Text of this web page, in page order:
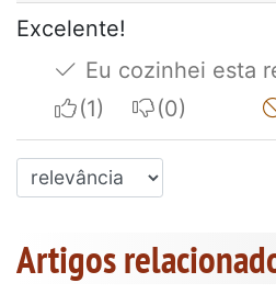
Excelente!
Eu cozinhei esta
I apreciateI do not
Artigos